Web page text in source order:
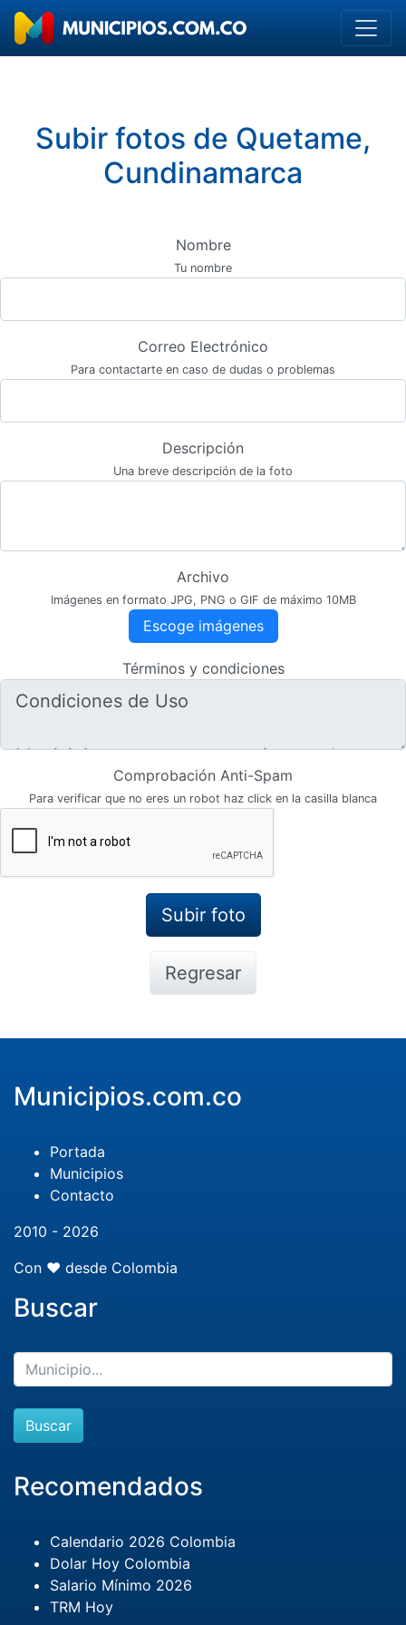
Subir fotos de Quetame,
Cundinamarca
Nombre
Tu nombre
Correo Electrónico
Para contactarte en caso de dudas o problemas
Descripción
Una breve descripción de la foto
Archivo
Imágenes en formato JPG, PNG o GIF de máximo 10MB
Escoge imágenes
Términos y condiciones
Comprobación Anti-Spam
Para verificar que no eres un robot haz click en la casilla blanca
Regresar
Municipios.com.co
Portada
Municipios
Contacto
2010 - 2026
Con ❤️ desde Colombia
Buscar
Buscar
Recomendados
Calendario 2026 Colombia
Dolar Hoy Colombia
Salario Mínimo 2026
TRM Hoy